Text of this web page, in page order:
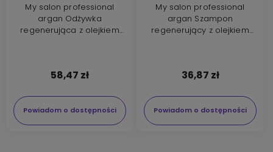
My salon professional
argan Odżywka
regenerująca z olejkiem
58,47 zł
Powiadom o dostępności
My salon professional
argan Szampon
regenerujący z olejkiem
36,87 zł
Powiadom o dostępności